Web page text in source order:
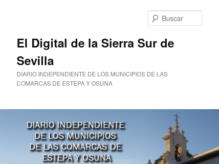
El Digital de la Sierra Sur de
Sevilla
DIARIO INDEPENDIENTE DE LOS MUNICIPIOS DE LAS
COMARCAS DE ESTEPA Y OSUNA